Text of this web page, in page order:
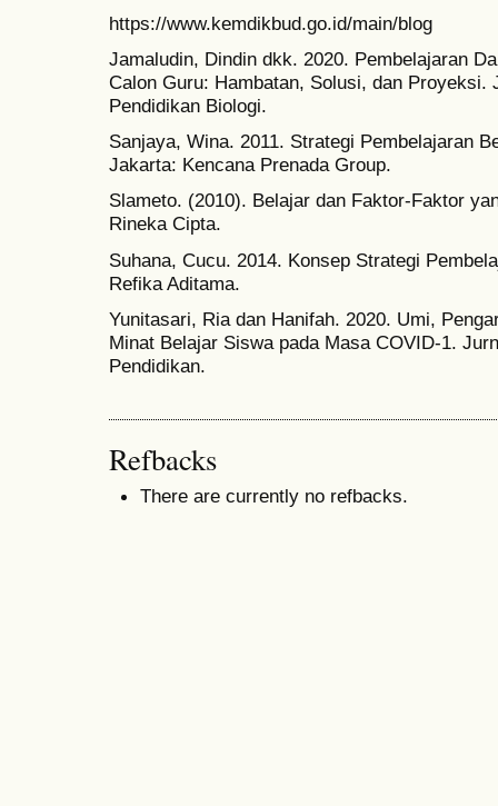
https://www.kemdikbud.go.id/main/blog
Jamaludin, Dindin dkk. 2020. Pembelajaran
Calon Guru: Hambatan, Solusi, dan Proyeksi.
Pendidikan Biologi.
Sanjaya, Wina. 2011. Strategi Pembelajaran
Jakarta: Kencana Prenada Group.
Slameto. (2010). Belajar dan Faktor-Faktor
Rineka Cipta.
Suhana, Cucu. 2014. Konsep Strategi
Refika Aditama.
Yunitasari, Ria dan Hanifah. 2020. Umi,
Minat Belajar Siswa pada Masa COVID-1.
Pendidikan.
Refbacks
There are currently no refbacks.